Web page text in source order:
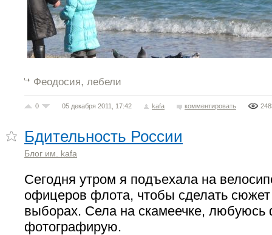
Феодосия, лебели
0 05 декабря 2011, 17:42 kafa комментировать
Бдительность России
Блог им. kafa
Сегодня утром я подъехала на
офицеров флота, чтобы сделать
выборах. Села на скамеечке,
фотографирую.